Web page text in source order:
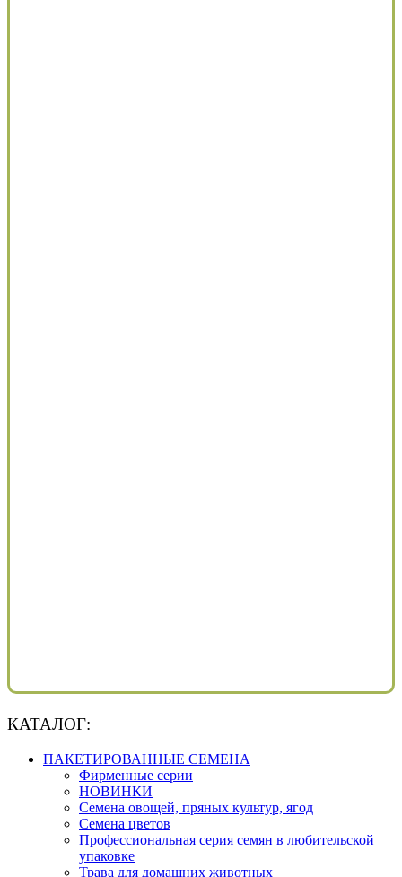
КАТАЛОГ:
ПАКЕТИРОВАННЫЕ СЕМЕНА
Фирменные серии
НОВИНКИ
Семена овощей, пряных культур, ягод
Семена цветов
Профессиональная серия семян в любительской
упаковке
Трава для домашних животных